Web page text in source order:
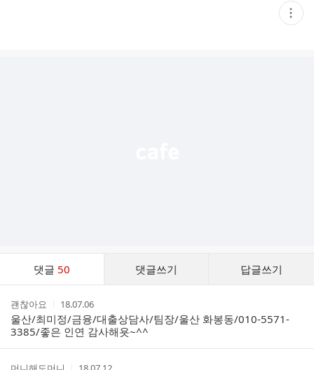
현
재
댓글 50 댓글쓰기 답글쓰기
트
작
성
자
괜찮아요
작
성
시
간
18.07.06
울산/최미정/금융/대출상담사/팀장/울산 화봉동/010-5571-
3385/좋은 인연 감사해욧~^^
작
작